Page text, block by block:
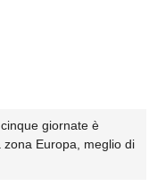
giornate è
Europa, meglio di